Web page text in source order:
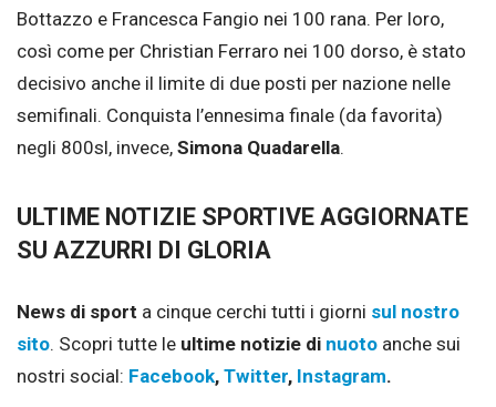
Bottazzo e Francesca Fangio nei 100 rana. Per loro,
così come per Christian Ferraro nei 100 dorso, è stato
decisivo anche il limite di due posti per nazione nelle
semifinali. Conquista l’ennesima finale (da favorita)
negli 800sl, invece, Simona Quadarella.
ULTIME NOTIZIE SPORTIVE AGGIORNATE
SU AZZURRI DI GLORIA
News di sport a cinque cerchi tutti i giorni sul nostro
sito. Scopri tutte le ultime notizie di nuoto anche sui
nostri social: Facebook, Twitter, Instagram.